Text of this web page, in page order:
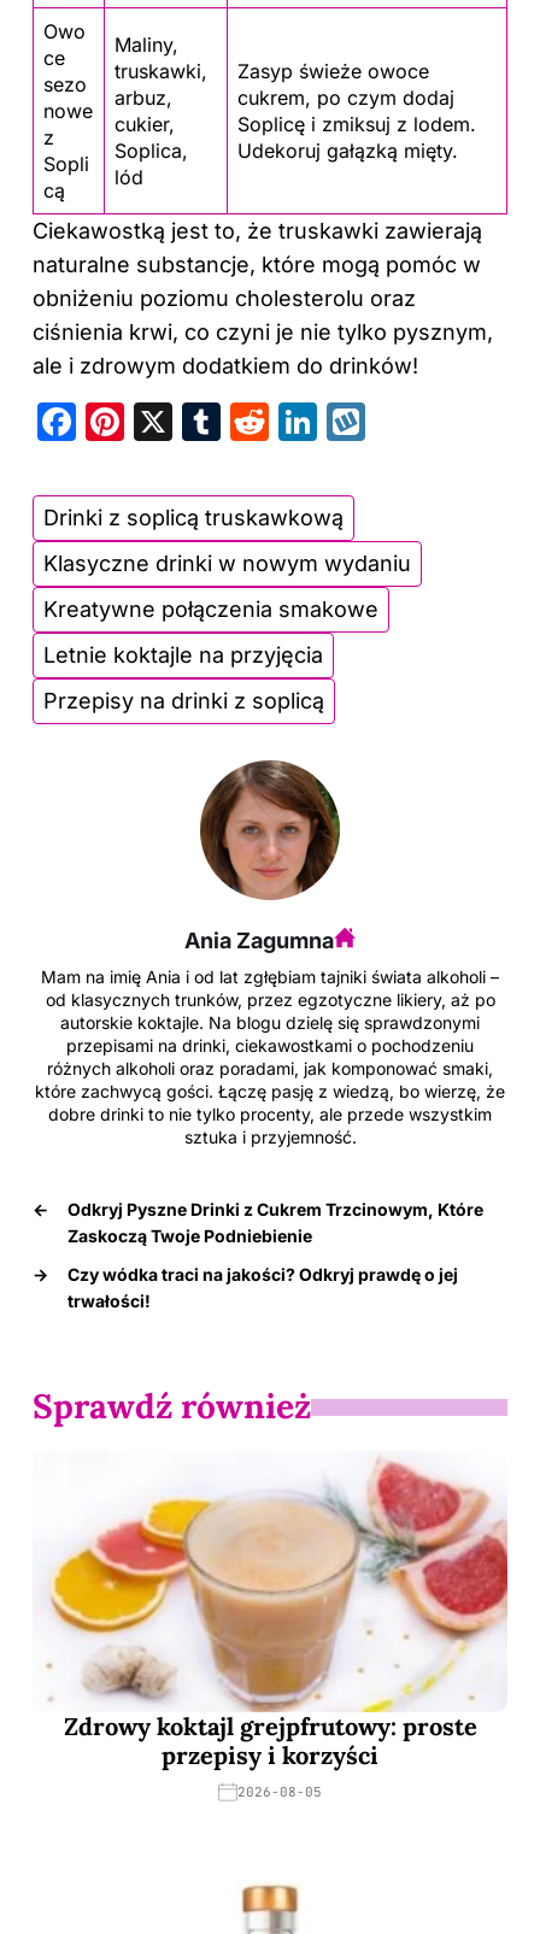
Owo
ce
sezo
nowe
z
Sopli
cą
Maliny,
truskawki,
arbuz,
cukier,
Soplica,
lód
Zasyp świeże owoce
cukrem, po czym dodaj
Soplicę i zmiksuj z lodem.
Udekoruj gałązką mięty.
Ciekawostką jest to, że truskawki zawierają
naturalne substancje, które mogą pomóc w
obniżeniu poziomu cholesterolu oraz
ciśnienia krwi, co czyni je nie tylko pysznym,
ale i zdrowym dodatkiem do drinków!
F
c
e
b
o
o
k
Pi
er
e
st
X
T
m
bl
r
R
d
di
t
Li
k
e
dI
n
o
p
Drinki z soplicą truskawkową
Klasyczne drinki w nowym wydaniu
Kreatywne połączenia smakowe
Letnie koktajle na przyjęcia
Przepisy na drinki z soplicą
Ania Zagumna
Mam na imię Ania i od lat zgłębiam tajniki świata alkoholi –
od klasycznych trunków, przez egzotyczne likiery, aż po
autorskie koktajle. Na blogu dzielę się sprawdzonymi
przepisami na drinki, ciekawostkami o pochodzeniu
różnych alkoholi oraz poradami, jak komponować smaki,
które zachwycą gości. Łączę pasję z wiedzą, bo wierzę, że
dobre drinki to nie tylko procenty, ale przede wszystkim
sztuka i przyjemność.
←
Odkryj Pyszne Drinki z Cukrem Trzcinowym, Które
Zaskoczą Twoje Podniebienie
→
Czy wódka traci na jakości? Odkryj prawdę o jej
trwałości!
Sprawdź również
Zdrowy koktajl grejpfrutowy: proste
przepisy i korzyści
2026-08-05